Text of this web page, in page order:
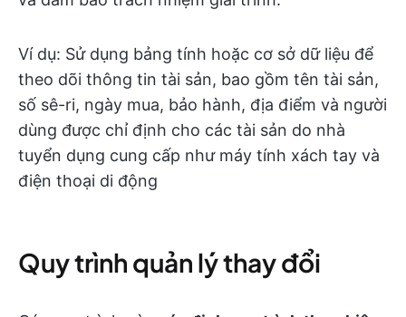
Ví dụ: Sử dụng bảng tính hoặc cơ sở dữ liệu để
theo dõi thông tin tài sản, bao gồm tên tài sản,
số sê-ri, ngày mua, bảo hành, địa điểm và người
dùng được chỉ định cho các tài sản do nhà
tuyển dụng cung cấp như máy tính xách tay và
điện thoại di động
Quy trình quản lý thay đổi